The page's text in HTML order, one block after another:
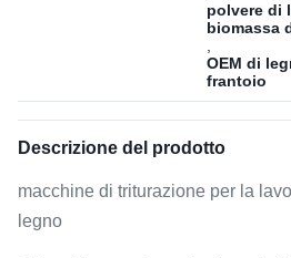
polvere di
biomassa
OEM di
frantoio
Descrizione del prodotto
macchine di triturazione per la
legno